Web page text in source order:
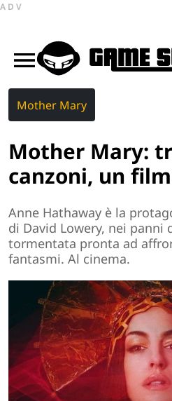
ADV
Mother Mary
Mother Mary:
canzoni, un
Anne Hathaway è la
di David Lowery, nei panni
tormentata pronta ad
fantasmi. Al cinema.